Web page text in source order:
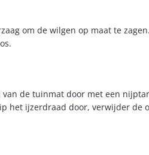
om de wilgen op maat te
de tuinmat door met een
het ijzerdraad door, verwijder